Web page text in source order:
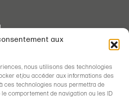
aux
nous utilisons des technologies
et/ou accéder aux informations des
ces technologies nous permettra de
comportement de navigation ou les ID